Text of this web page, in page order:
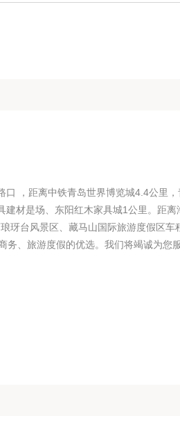
口 ，距离中铁青岛世界博览城4.4公里
建材是场、东阳红木家具城1公里。距
玡台风景区、藏马山国际旅游度假区
务、旅游度假的优选。我们将竭诚为您